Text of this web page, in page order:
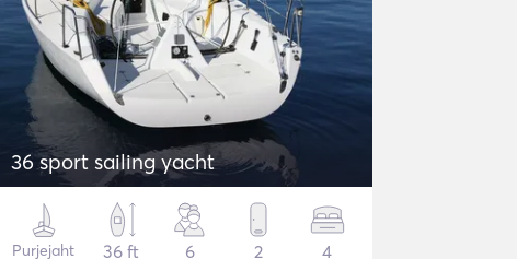
36 sport sailing yacht
Purjejaht
36 ft
6 2 4